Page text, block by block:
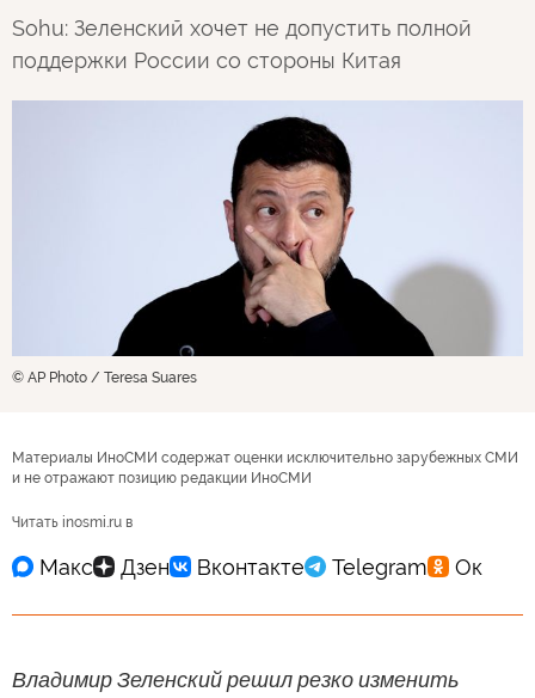
Sohu: Зеленский хочет не допустить полной
поддержки России со стороны Китая
© AP Photo / Teresa Suares
Материалы ИноСМИ содержат оценки исключительно зарубежных СМИ
и не отражают позицию редакции ИноСМИ
Читать inosmi.ru в
Владимир Зеленский решил резко изменить